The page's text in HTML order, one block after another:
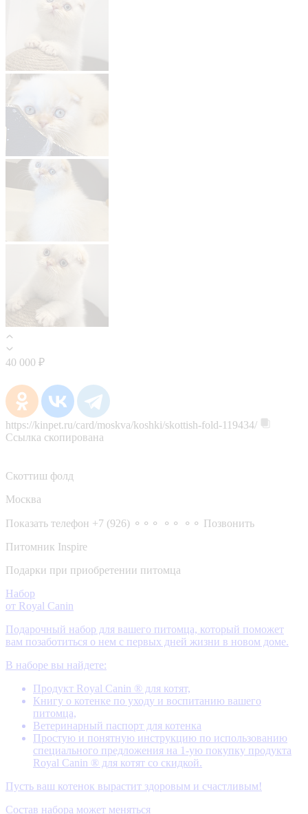
40 000 ₽
https://kinpet.ru/card/moskva/koshki/skottish-fold-119434/
Ссылка скопирована
Скоттиш фолд
Москва
Показать телефон +7 (926) ⚬⚬⚬ ⚬⚬ ⚬⚬ Позвонить
Питомник Inspire
Подарки при приобретении питомца
Набор
от Royal Canin
Подарочный набор для вашего питомца, который поможет
вам позаботиться о нем с первых дней жизни в новом доме.
В наборе вы найдете:
Продукт Royal Canin ® для котят,
Книгу о котенке по уходу и воспитанию вашего
питомца,
Ветеринарный паспорт для котенка
Простую и понятную инструкцию по использованию
специального предложения на 1-ую покупку продукта
Royal Canin ® для котят со скидкой.
Пусть ваш котенок вырастит здоровым и счастливым!
Состав набора может меняться